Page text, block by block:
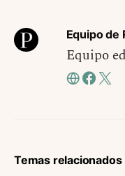
Equipo de
Equipo
Temas relacionados